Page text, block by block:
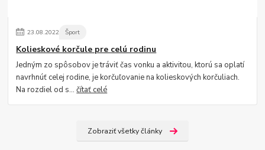
23.08.2022 Šport
Kolieskové korčule pre celú rodinu
Jedným zo spôsobov je tráviť čas vonku a aktivitou, ktorú sa oplatí
navrhnúť celej rodine, je korčuľovanie na kolieskových korčuliach.
Na rozdiel od s...čítať celé
Zobraziť všetky články